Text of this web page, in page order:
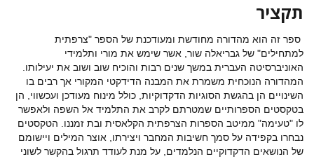
תקציר
ספר זה הוא מהדורה מחודשת ומעודכנת של הספר "צרפתית
למתחילים" של גבריאלה שור, אשר שימש את מורי ותלמידי
האוניברסיטה העברית במשך שנים רבות והוכיח שוב ושוב את יעילותו.
המהדורה הנוכחית משמרת את המבנה הדידקטי המקורי אך רבים בו
השינויים הן בהגשת הסוגיות הדקדוקיות, כולל מינוח מעודכן ועכשווי, הן
בטקסטים הספרותיים שמטרתם לקרב את התלמיד אל השפה ולאפשר
לו "טעימה" ממיטב הספרות הצרפתית הקלאסית ובת זמננו. הטקסטים
נבחרו בקפידה על סמך חשיבות המחבר ויצירתו, אוצר המילים ויישומם
של הנושאים הדקדוקיים הנלמדים, על מנת לעודד תרגול בהקשר לשוני